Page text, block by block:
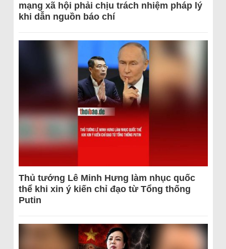
mạng xã hội phải chịu trách nhiệm pháp lý
khi dẫn nguồn báo chí
Thủ tướng Lê Minh Hưng làm nhục quốc
thể khi xin ý kiến chỉ đạo từ Tổng thống
Putin